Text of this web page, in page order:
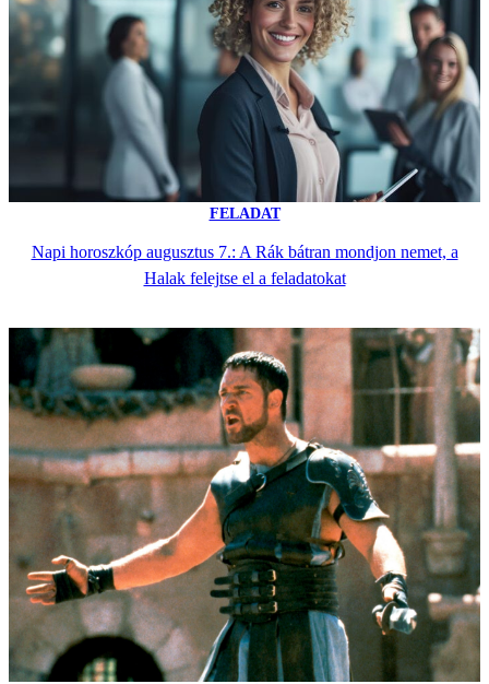
FELADAT
Napi horoszkóp augusztus 7.: A Rák bátran mondjon nemet, a
Halak felejtse el a feladatokat